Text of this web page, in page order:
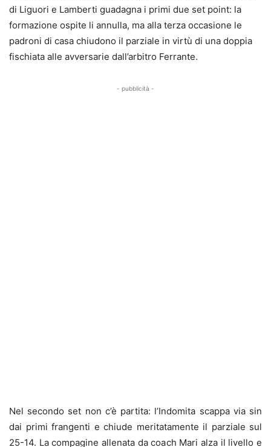
di Liguori e Lamberti guadagna i primi due set point: la
formazione ospite li annulla, ma alla terza occasione le
padroni di casa chiudono il parziale in virtù di una doppia
fischiata alle avversarie dall’arbitro Ferrante.
- pubblicità -
Nel secondo set non c’è partita: l’Indomita scappa via sin
dai primi frangenti e chiude meritatamente il parziale sul
25-14. La compagine allenata da coach Mari alza il livello e